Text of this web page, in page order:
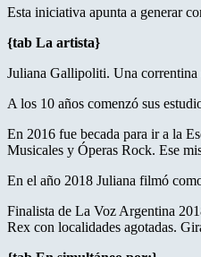
Esta iniciativa apunta a generar
{tab La artista}
Juliana Gallipoliti. Una correntina
A los 10 años comenzó sus
En 2016 fue becada para ir a la
Musicales y Óperas Rock. Ese
En el año 2018 Juliana filmó
Finalista de La Voz Argentina
Rex con localidades agotadas.